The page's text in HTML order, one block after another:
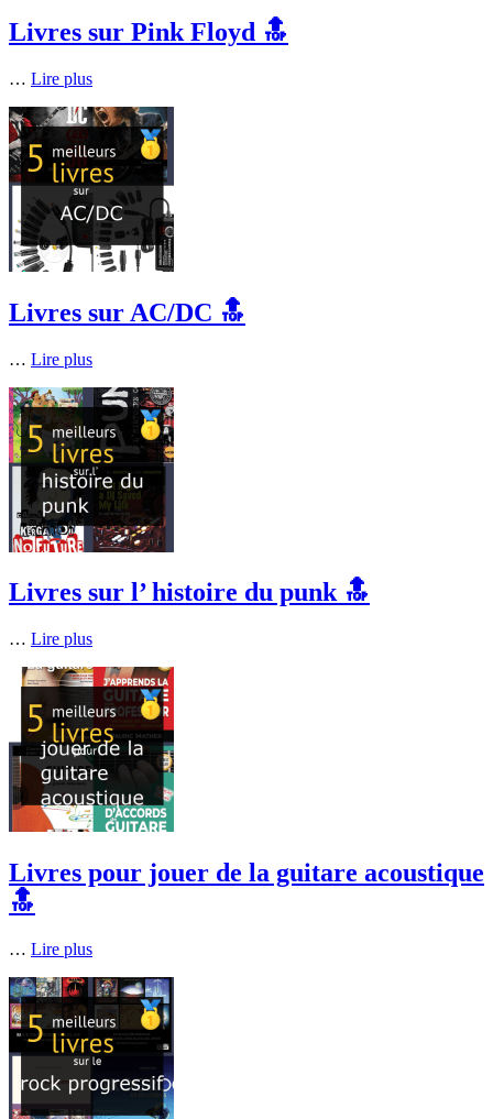
Livres sur Pink Floyd 🔝
… Lire plus
Livres sur AC/DC 🔝
… Lire plus
Livres sur l’ histoire du punk 🔝
… Lire plus
Livres pour jouer de la guitare acoustique
🔝
… Lire plus